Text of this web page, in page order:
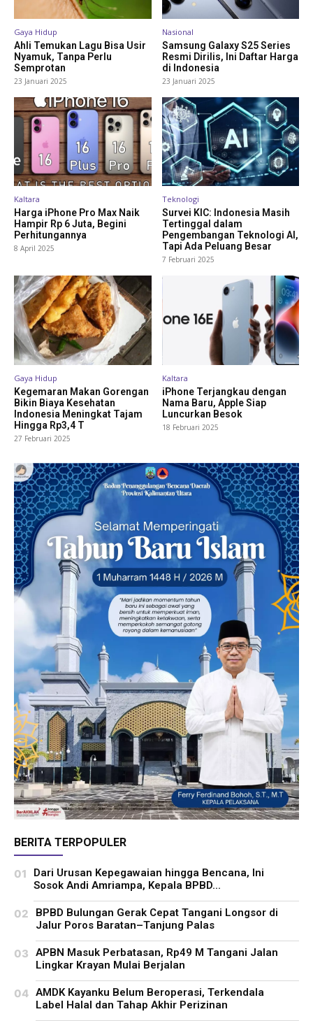
Gaya Hidup
Ahli Temukan Lagu Bisa Usir
Nyamuk, Tanpa Perlu
Semprotan
23 Januari 2025
Nasional
Samsung Galaxy S25 Series
Resmi Dirilis, Ini Daftar Harga
di Indonesia
23 Januari 2025
Kaltara
Harga iPhone Pro Max Naik
Hampir Rp 6 Juta, Begini
Perhitungannya
8 April 2025
Teknologi
Survei KIC: Indonesia Masih
Tertinggal dalam
Pengembangan Teknologi AI,
Tapi Ada Peluang Besar
7 Februari 2025
Gaya Hidup
Kegemaran Makan Gorengan
Bikin Biaya Kesehatan
Indonesia Meningkat Tajam
Hingga Rp3,4 T
27 Februari 2025
Kaltara
iPhone Terjangkau dengan
Nama Baru, Apple Siap
Luncurkan Besok
18 Februari 2025
BERITA TERPOPULER
Dari Urusan Kepegawaian hingga Bencana, Ini
Sosok Andi Amriampa, Kepala BPBD...
BPBD Bulungan Gerak Cepat Tangani Longsor di
Jalur Poros Baratan–Tanjung Palas
APBN Masuk Perbatasan, Rp49 M Tangani Jalan
Lingkar Krayan Mulai Berjalan
AMDK Kayanku Belum Beroperasi, Terkendala
Label Halal dan Tahap Akhir Perizinan